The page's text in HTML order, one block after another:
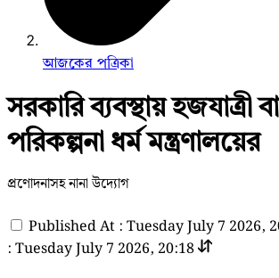
আজকের পত্রিকা
সরকারি ব্যবস্থায় হজযাত্রী
পরিকল্পনা ধর্ম মন্ত্রণালয়ের
প্রণোদনাসহ নানা উদ্যোগ
Published At : Tuesday July 7 2026,
: Tuesday July 7 2026, 20:18